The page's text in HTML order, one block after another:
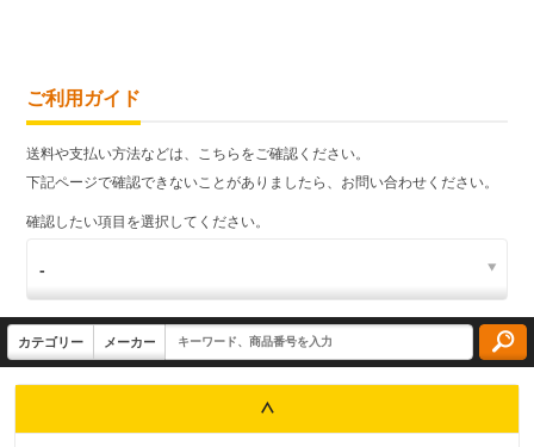
ご利用ガイド
送料や支払い方法などは、こちらをご確認ください。
下記ページで確認できないことがありましたら、お問い合わせください。
確認したい項目を選択してください。